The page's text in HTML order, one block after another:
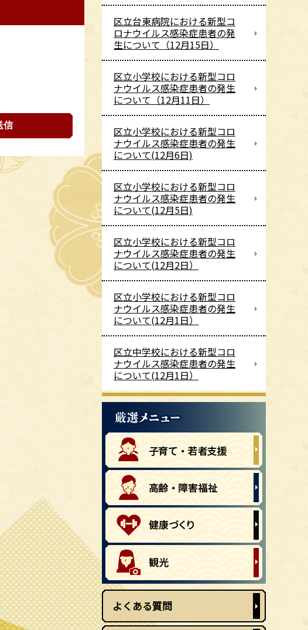
区立台東病院における新型コ
ロナウイルス感染症患者の発
生について（12月15日）
区立小学校における新型コロ
ナウイルス感染症患者の発生
について（12月11日）
区立小学校における新型コロ
ナウイルス感染症患者の発生
について(12月6日)
区立小学校における新型コロ
ナウイルス感染症患者の発生
について(12月5日)
区立小学校における新型コロ
ナウイルス感染症患者の発生
について(12月2日）
区立小学校における新型コロ
ナウイルス感染症患者の発生
について(12月1日）
区立中学校における新型コロ
ナウイルス感染症患者の発生
について(12月1日）
よくある質問